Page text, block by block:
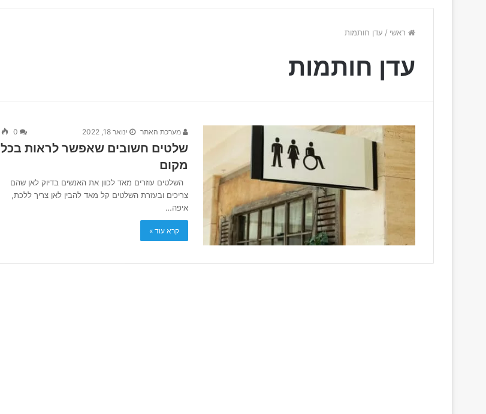
ראשי / עדן חותמות
עדן חותמות
מערכת האתר ינואר 18, 2022 0
שלטים חשובים שאפשר לראות בכל
מקום
השלטים עוזרים מאד לכוון את האנשים בדיוק לאן שהם
צריכים ובעזרת השלטים קל מאד להבין לאן צריך ללכת,
איפה…
קרא עוד »